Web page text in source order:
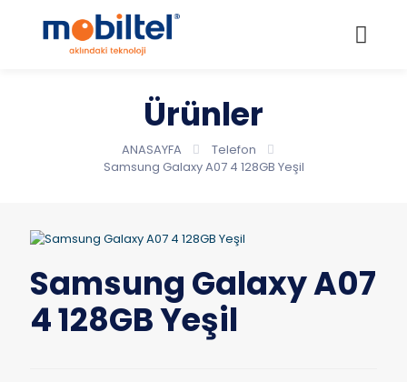
Ürünler
ANASAYFA
Telefon
Samsung Galaxy A07 4 128GB Yeşil
Samsung Galaxy A07
4 128GB Yeşil